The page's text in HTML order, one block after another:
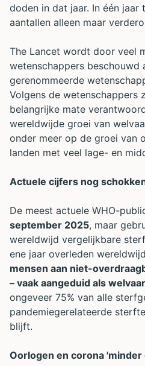
doden in dat jaar. In één jaar
aantallen alleen maar
The Lancet wordt door veel
wetenschappers beschouwd
gerenommeerde
Volgens de wetenschappers
belangrijke mate
wereldwijde groei van
onder meer op de groei van
landen met veel lage- en
Actuele cijfers nog
De meest actuele WHO-
september 2025, maar
wereldwijd vergelijkbare
ene jaar overleden wereldwijd
mensen aan niet-
– vaak aangeduid als
ongeveer 75% van alle
pandemiegerelateerde
blijft.
Oorlogen en corona 'minder